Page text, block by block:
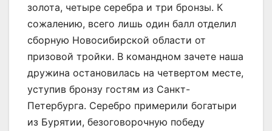
золота, четыре серебра и три бронзы. К
сожалению, всего лишь один балл отделил
сборную Новосибирской области от
призовой тройки. В командном зачете наша
дружина остановилась на четвертом месте,
уступив бронзу гостям из Санкт-
Петербурга. Серебро примерили богатыри
из Бурятии, безоговорочную победу